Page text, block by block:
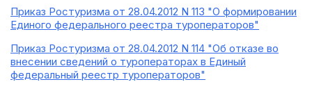
Приказ Ростуризма от 28.04.2012 N 113 "О формировании
Единого федерального реестра туроператоров"
Приказ Ростуризма от 28.04.2012 N 114 "Об отказе во
внесении сведений о туроператорах в Единый
федеральный реестр туроператоров"